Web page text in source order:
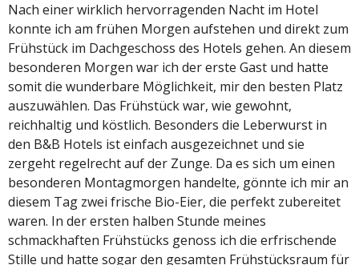
Nach einer wirklich hervorragenden Nacht im Hotel
konnte ich am frühen Morgen aufstehen und direkt zum
Frühstück im Dachgeschoss des Hotels gehen. An diesem
besonderen Morgen war ich der erste Gast und hatte
somit die wunderbare Möglichkeit, mir den besten Platz
auszuwählen. Das Frühstück war, wie gewohnt,
reichhaltig und köstlich. Besonders die Leberwurst in
den B&B Hotels ist einfach ausgezeichnet und sie
zergeht regelrecht auf der Zunge. Da es sich um einen
besonderen Montagmorgen handelte, gönnte ich mir an
diesem Tag zwei frische Bio-Eier, die perfekt zubereitet
waren. In der ersten halben Stunde meines
schmackhaften Frühstücks genoss ich die erfrischende
Stille und hatte sogar den gesamten Frühstücksraum für